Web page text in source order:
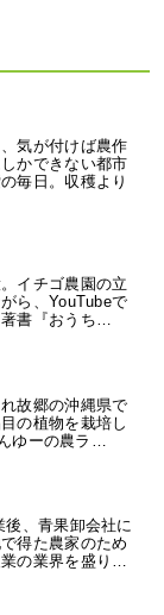
気が付けば農作
かできない都市
毎日。収穫より
イチゴ農園の立
ら、YouTubeで
著書『おうち…
故郷の沖縄県で
の植物を栽培し
ゆーの農ラ…
、青果卸会社に
得た農家のため
業の業界を盛り…